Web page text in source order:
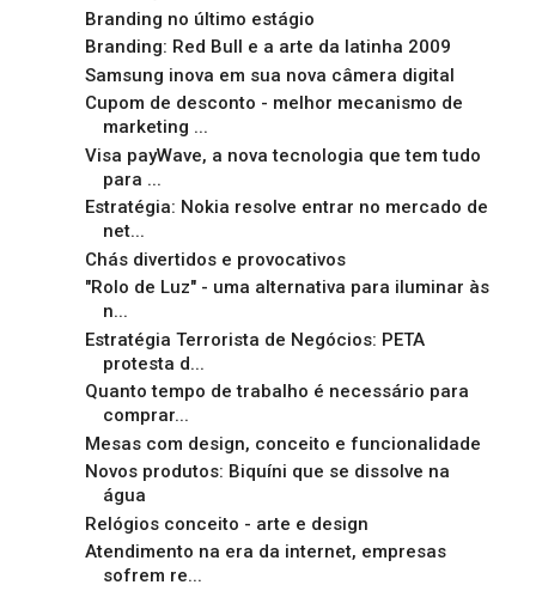
Branding no último estágio
Branding: Red Bull e a arte da latinha 2009
Samsung inova em sua nova câmera digital
Cupom de desconto - melhor mecanismo de
marketing ...
Visa payWave, a nova tecnologia que tem tudo
para ...
Estratégia: Nokia resolve entrar no mercado de
net...
Chás divertidos e provocativos
"Rolo de Luz" - uma alternativa para iluminar às
n...
Estratégia Terrorista de Negócios: PETA
protesta d...
Quanto tempo de trabalho é necessário para
comprar...
Mesas com design, conceito e funcionalidade
Novos produtos: Biquíni que se dissolve na
água
Relógios conceito - arte e design
Atendimento na era da internet, empresas
sofrem re...